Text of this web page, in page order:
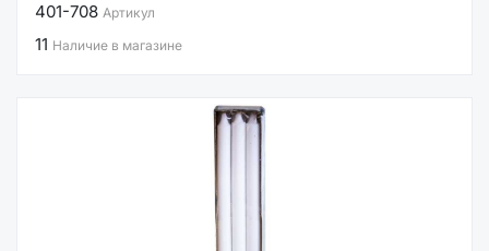
401-708 Артикул
11 Наличие в магазине